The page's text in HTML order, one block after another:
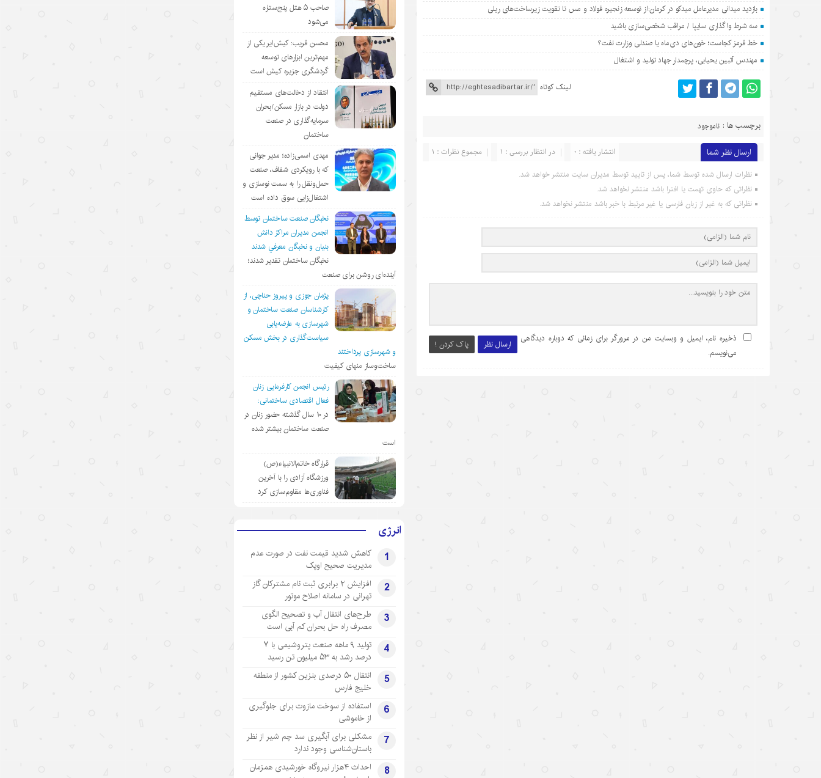
بازدید میدانی مدیرعامل میدکو در کرمان:از توسعه زنجیره فولاد و مس تا تقویت زیرساخت‌های ریلی
سه شرط واگذاری سایپا / مراقب شخصی‌سازی باشید
خط قرمز کجاست؛ خون‌های دی‌ماه یا صندلی وزارت نفت؟
مهندس آتبین یحیایی، پرچمدار جهاد تولید و اشتغال
لینک کوتاه
برچسب ها : ناموجود
ارسال نظر شما مجموع نظرات : 1 در انتظار بررسی : 1 انتشار یافته : 0
نظرات ارسال شده توسط شما، پس از تایید توسط مدیران سایت منتشر خواهد شد.
نظراتی که حاوی تهمت یا افترا باشد منتشر نخواهد شد.
نظراتی که به غیر از زبان فارسی یا غیر مرتبط با خبر باشد منتشر نخواهد شد.
ارسال نظر پاک کردن !
ذخیره نام، ایمیل و وبسایت من در مرورگر برای زمانی که دوباره دیدگاهی
می‌نویسم.
صاحب ۵ هتل پنج‌ستاره
می‌شود
محسن قریب: کیش‌ایر یکی از
مهم‌ترین ابزارهای توسعه
گردشگری جزیره کیش است
انتقاد از دخالت‌های مستقیم
دولت در بازار مسکن/بحران
سرمایه‌گذاری در صنعت
ساختمان
مهدی اسمی‌زاده؛ مدیر جوانی
که با رویکردی شفاف، صنعت
حمل‌ونقل را به سمت نوسازی و
اشتغال‌زایی سوق داده است
نخبگان صنعت ساختمان توسط
انجمن مديران مراكز دانش
بنيان و نخبگان معرفي شدند
نخبگان ساختمان تقدیر شدند؛
آینده‌ای روشن برای صنعت
پژمان جوزی و پیروز حناچی، از
کارشناسان صنعت ساختمان و
شهرسازی به عارضه‌یابی
سیاست‌گذاری در بخش مسکن
و شهرسازی پرداختند
ساخت‌وساز منهای کیفیت
رئیس انجمن کارفرمایی زنان
فعال اقتصادی ساختمانی:
در ١٠ سال گذشته حضور زنان در
صنعت ساختمان بیشتر شده
است
قرارگاه خاتم‌الانبیاء(ص)
ورزشگاه آزادی را با آخرین
فناوری‌ها مقاوم‌سازی کرد
انرژی
1
کاهش شدید قیمت نفت در صورت عدم
مدیریت صحیح اوپک
2
افزایش ۲ برابری ثبت نام مشترکان گاز
تهرانی‌ در سامانه اصلاح موتور
3
طرح‌های انتقال آب و تصحیح الگوی
مصرف راه حل بحران کم آبی است
4
تولید ۹ ماهه صنعت پتروشیمی با ۷
درصد رشد به ۵۳ میلیون تن رسید
5
انتقال ۵۰ درصدی بنزین کشور از منطقه
خلیج فارس
6
استفاده از سوخت مازوت برای جلوگیری
از خاموشی
7
مشکلی برای آبگیری سد چم شیر از نظر
باستان‌شناسی وجود ندارد
8
احداث ۴هزار نیروگاه خورشیدی همزمان